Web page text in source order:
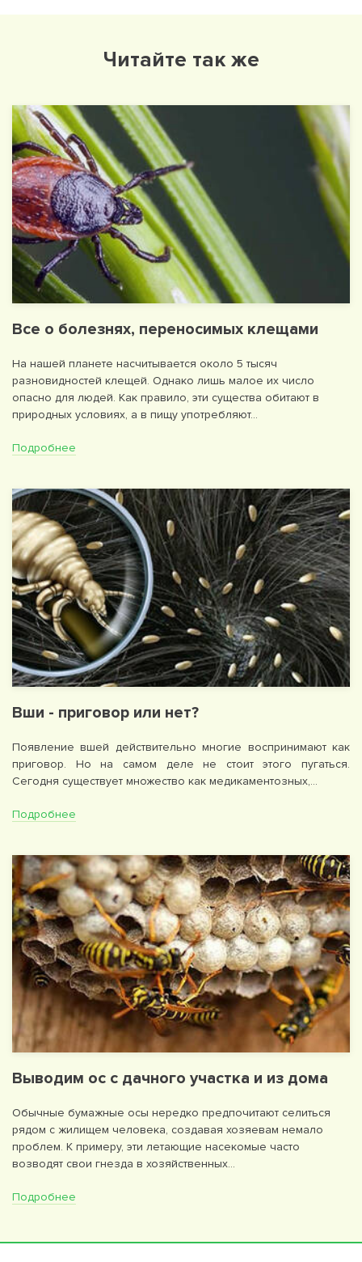
Читайте так же
Все о болезнях, переносимых клещами
На нашей планете насчитывается около 5 тысяч
разновидностей клещей. Однако лишь малое их число
опасно для людей. Как правило, эти существа обитают в
природных условиях, а в пищу употребляют…
Подробнее
Вши - приговор или нет?
Появление вшей действительно многие воспринимают как
приговор. Но на самом деле не стоит этого пугаться.
Сегодня существует множество как медикаментозных,…
Подробнее
Выводим ос с дачного участка и из дома
Обычные бумажные осы нередко предпочитают селиться
рядом с жилищем человека, создавая хозяевам немало
проблем. К примеру, эти летающие насекомые часто
возводят свои гнезда в хозяйственных…
Подробнее